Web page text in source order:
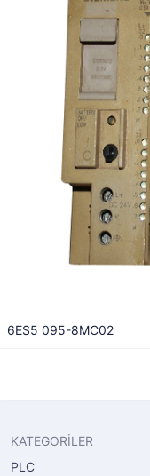
6ES5 095-8MC02
KATEGORİLER
PLC